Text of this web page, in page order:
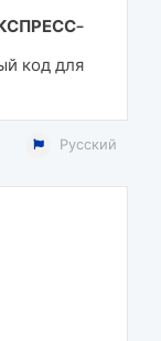
код для
Русский